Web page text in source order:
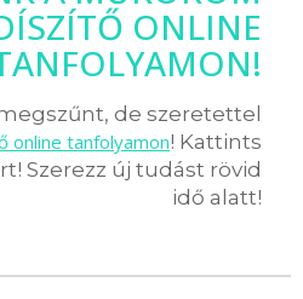
ONLINE
de szeretettel
online tanfolyamon! Kattints
Szerezz új tudást rövid
idő alatt!